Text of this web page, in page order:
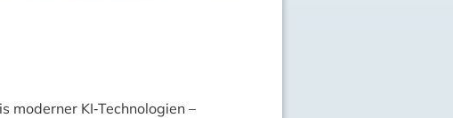
KI‑Technologien –